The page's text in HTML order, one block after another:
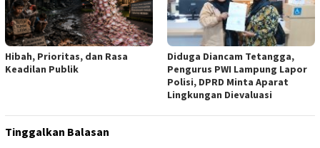
Hibah, Prioritas, dan Rasa
Keadilan Publik
Diduga Diancam Tetangga,
Pengurus PWI Lampung Lapor
Polisi, DPRD Minta Aparat
Lingkungan Dievaluasi
Tinggalkan Balasan